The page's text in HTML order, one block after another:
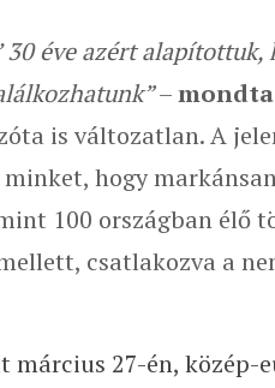
30 éve azért
–mondta
is változatlan. A
minket, hogy
100 országban élő
csatlakozva a
27-én, közép-